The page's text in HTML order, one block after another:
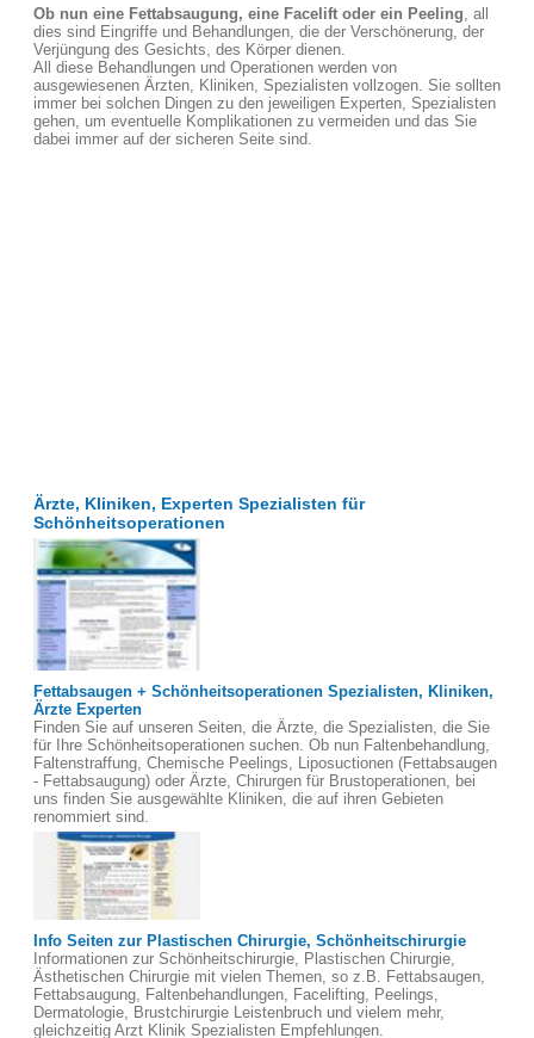
Ob nun eine Fettabsaugung, eine Facelift oder ein Peeling, all
dies sind Eingriffe und Behandlungen, die der Verschönerung, der
Verjüngung des Gesichts, des Körper dienen.
All diese Behandlungen und Operationen werden von
ausgewiesenen Ärzten, Kliniken, Spezialisten vollzogen. Sie sollten
immer bei solchen Dingen zu den jeweiligen Experten, Spezialisten
gehen, um eventuelle Komplikationen zu vermeiden und das Sie
dabei immer auf der sicheren Seite sind.
Ärzte, Kliniken, Experten Spezialisten für
Schönheitsoperationen
Fettabsaugen + Schönheitsoperationen Spezialisten, Kliniken,
Ärzte Experten
Finden Sie auf unseren Seiten, die Ärzte, die Spezialisten, die Sie
für Ihre Schönheitsoperationen suchen. Ob nun Faltenbehandlung,
Faltenstraffung, Chemische Peelings, Liposuctionen (Fettabsaugen
- Fettabsaugung) oder Ärzte, Chirurgen für Brustoperationen, bei
uns finden Sie ausgewählte Kliniken, die auf ihren Gebieten
renommiert sind.
Info Seiten zur Plastischen Chirurgie, Schönheitschirurgie
Informationen zur Schönheitschirurgie, Plastischen Chirurgie,
Ästhetischen Chirurgie mit vielen Themen, so z.B. Fettabsaugen,
Fettabsaugung, Faltenbehandlungen, Facelifting, Peelings,
Dermatologie, Brustchirurgie Leistenbruch und vielem mehr,
gleichzeitig Arzt Klinik Spezialisten Empfehlungen.